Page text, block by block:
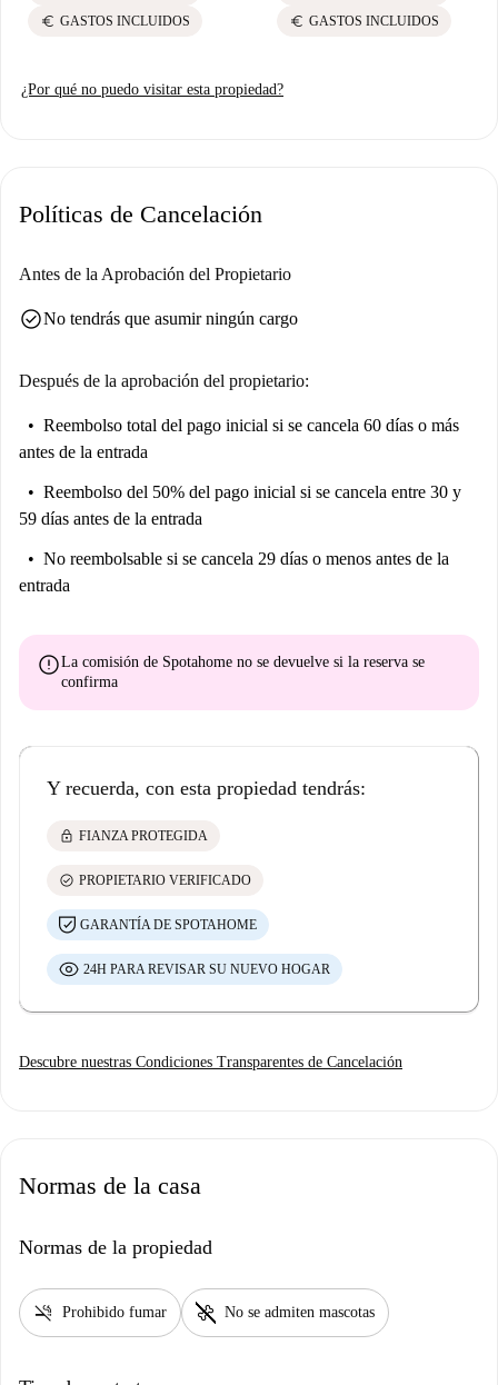
euro GASTOS INCLUIDOS euro GASTOS INCLUIDOS
¿Por qué no puedo visitar esta propiedad?
Políticas de Cancelación
Antes de la Aprobación del Propietario
check_circleNo tendrás que asumir ningún cargo
Después de la aprobación del propietario:
Reembolso total del pago inicial si se cancela 60 días o más
antes de la entrada
Reembolso del 50% del pago inicial si se cancela entre 30 y
59 días antes de la entrada
No reembolsable si se cancela 29 días o menos antes de la
entrada
errorLa comisión de Spotahome no se devuelve si la reserva se
confirma
Y recuerda, con esta propiedad tendrás:
lock FIANZA PROTEGIDA
check_circle PROPIETARIO VERIFICADO
GARANTÍA DE SPOTAHOME
24H PARA REVISAR SU NUEVO HOGAR
Descubre nuestras Condiciones Transparentes de Cancelación
Normas de la casa
Normas de la propiedad
smoke_free Prohibido fumar pet_supplies No se admiten mascotas